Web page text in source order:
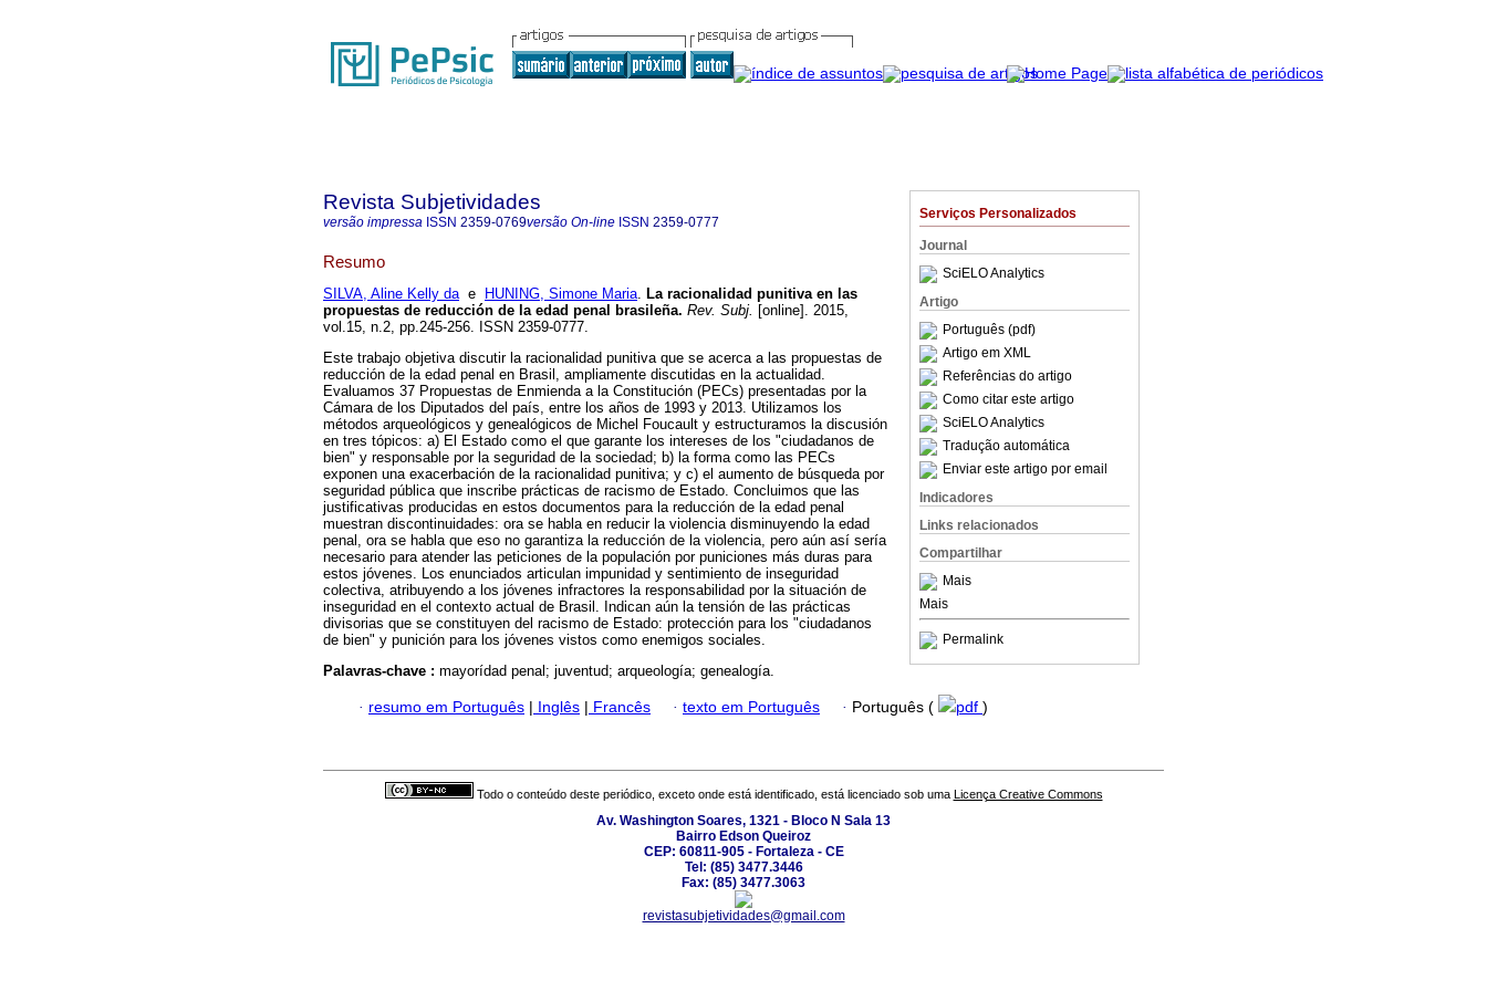
Serviços Personalizados
Journal
SciELO Analytics
Artigo
Português (pdf)
Artigo em XML
Referências do artigo
Como citar este artigo
SciELO Analytics
Tradução automática
Enviar este artigo por email
Indicadores
Links relacionados
Compartilhar
Mais
Mais
Permalink
Revista Subjetividades
versão impressa ISSN 2359-0769versão On-line ISSN 2359-0777
Resumo
SILVA, Aline Kelly dae HUNING, Simone Maria. La racionalidad punitiva en las
propuestas de reducción de la edad penal brasileña. Rev. Subj. [online]. 2015,
vol.15, n.2, pp.245-256. ISSN 2359-0777.
Este trabajo objetiva discutir la racionalidad punitiva que se acerca a las propuestas de
reducción de la edad penal en Brasil, ampliamente discutidas en la actualidad.
Evaluamos 37 Propuestas de Enmienda a la Constitución (PECs) presentadas por la
Cámara de los Diputados del país, entre los años de 1993 y 2013. Utilizamos los
métodos arqueológicos y genealógicos de Michel Foucault y estructuramos la discusión
en tres tópicos: a) El Estado como el que garante los intereses de los "ciudadanos de
bien" y responsable por la seguridad de la sociedad; b) la forma como las PECs
exponen una exacerbación de la racionalidad punitiva; y c) el aumento de búsqueda por
seguridad pública que inscribe prácticas de racismo de Estado. Concluimos que las
justificativas producidas en estos documentos para la reducción de la edad penal
muestran discontinuidades: ora se habla en reducir la violencia disminuyendo la edad
penal, ora se habla que eso no garantiza la reducción de la violencia, pero aún así sería
necesario para atender las peticiones de la populación por puniciones más duras para
estos jóvenes. Los enunciados articulan impunidad y sentimiento de inseguridad
colectiva, atribuyendo a los jóvenes infractores la responsabilidad por la situación de
inseguridad en el contexto actual de Brasil. Indican aún la tensión de las prácticas
divisorias que se constituyen del racismo de Estado: protección para los "ciudadanos
de bien" y punición para los jóvenes vistos como enemigos sociales.
Palavras-chave : mayorídad penal; juventud; arqueología; genealogía.
· resumo em Português | Inglês | Francês · texto em Português · Português ( pdf )
Todo o conteúdo deste periódico, exceto onde está identificado, está licenciado sob uma Licença Creative Commons
Av. Washington Soares, 1321 - Bloco N Sala 13
Bairro Edson Queiroz
CEP: 60811-905 - Fortaleza - CE
Tel: (85) 3477.3446
Fax: (85) 3477.3063
revistasubjetividades@gmail.com